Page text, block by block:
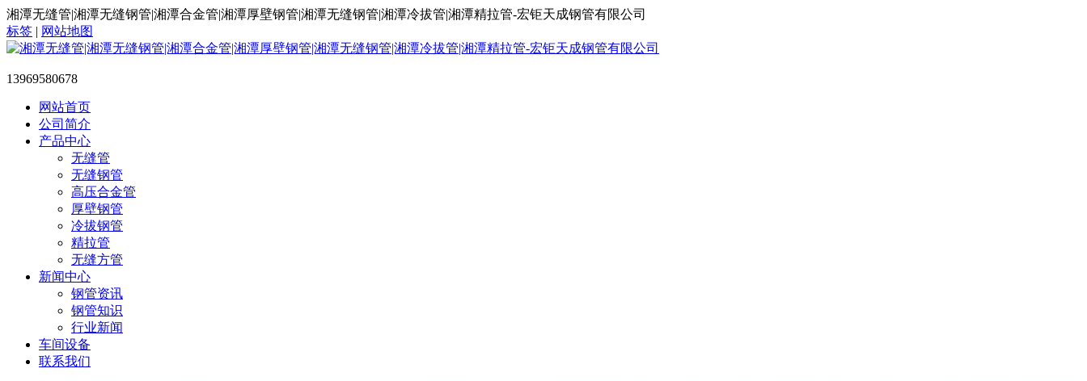
湘潭无缝管|湘潭无缝钢管|湘潭合金管|湘潭厚壁钢管|湘潭无缝钢管|湘潭冷拔管|湘潭精拉管-宏钜天成钢管有限公司
标签 | 网站地图
13969580678
网站首页
公司简介
产品中心
无缝管
无缝钢管
高压合金管
厚壁钢管
冷拔钢管
精拉管
无缝方管
新闻中心
钢管资讯
钢管知识
行业新闻
车间设备
联系我们